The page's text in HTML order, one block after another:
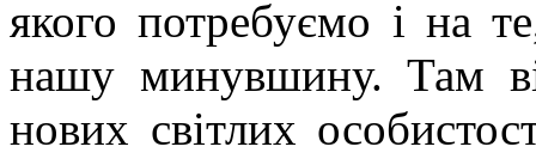
якого потребуємо і на
нашу минувшину. Там
нових світлих